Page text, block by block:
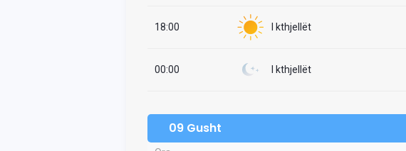
18:00 I kthjellët
00:00 I kthjellët
09 Gusht